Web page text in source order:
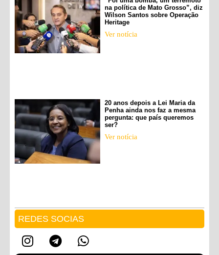
na política de Mato Grosso”, diz
Wilson Santos sobre Operação
Heritage
Ver notícia
20 anos depois a Lei Maria da
Penha ainda nos faz a mesma
pergunta: que país queremos
ser?
Ver notícia
REDES SOCIAS